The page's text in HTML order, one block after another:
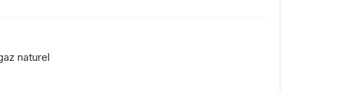
naturel